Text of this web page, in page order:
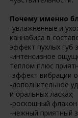
Почему именно
-увлажненные и
каннабиса в
эффект пухлых губ
-интенсивное
теплом плюс
-эффект вибрации
-дополнительное
и оральных ласках;
-роскошный флакон
-нежный приятный